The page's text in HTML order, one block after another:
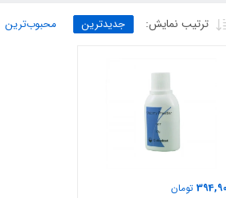
ترتیب نمایش: جدیدترین محبوب‌ترین
تومان